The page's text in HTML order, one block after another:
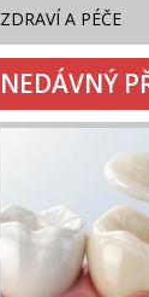
ZDRAVÍ A PÉČE
NEDÁVNÝ